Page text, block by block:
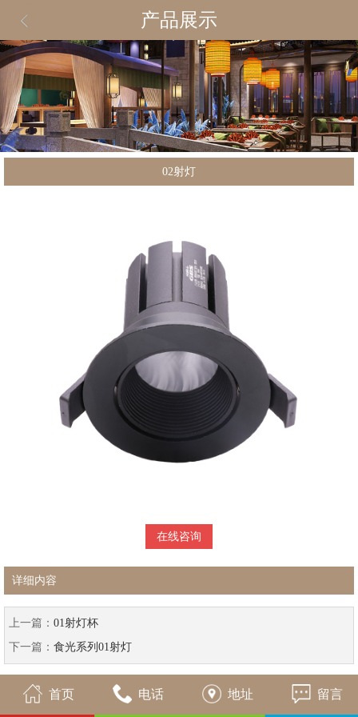
产品展示
02射灯
在线咨询
详细内容
上一篇： 01射灯杯
下一篇： 食光系列01射灯
首页 电话 地址 留言